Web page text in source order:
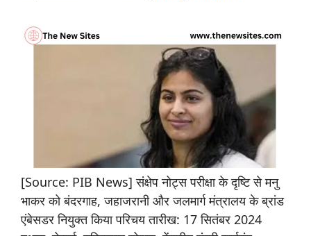
[Source: PIB News] संक्षेप नोट्स परीक्षा के दृष्टि से मनु
भाकर को बंदरगाह, जहाजरानी और जलमार्ग मंत्रालय के ब्रांड
एंबेसडर नियुक्त किया परिचय तारीख: 17 सितंबर 2024